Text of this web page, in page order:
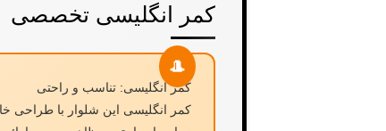
کمر انگلیسی تخصصی
کمر انگلیسی: تناسب و راحتی
کمر انگلیسی این شلوار با طراحی